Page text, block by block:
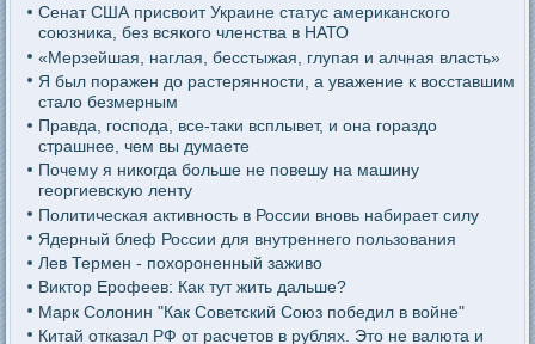
Сенат США присвоит Украине статус американского
союзника, без всякого членства в НАТО
«Мерзейшая, наглая, бесстыжая, глупая и алчная власть»
Я был поражен до растерянности, а уважение к восставшим
стало безмерным
Правда, господа, все-таки всплывет, и она гораздо
страшнее, чем вы думаете
Почему я никогда больше не повешу на машину
георгиевскую ленту
Политическая активность в России вновь набирает силу
Ядерный блеф России для внутреннего пользования
Лев Термен - похороненный заживо
Виктор Ерофеев: Как тут жить дальше?
Марк Солонин "Как Советский Союз победил в войне"
Китай отказал РФ от расчетов в рублях. Это не валюта и